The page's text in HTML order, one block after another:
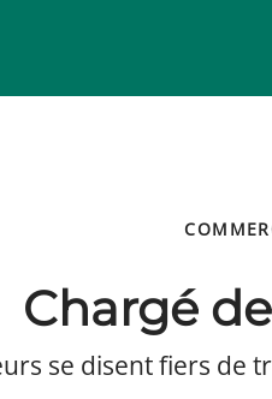
Chargé
se disent fiers de